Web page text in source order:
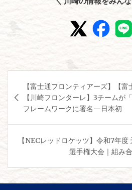
稿
ビ
【富士通フロンティアーズ】【富
【川崎フロンターレ】3チーム
フレームワークに署名—日本初
【NECレッドロケッツ】令和7年
選手権大会｜組み